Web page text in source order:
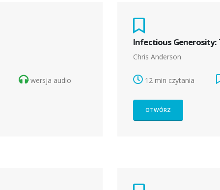
wersja audio
Infectious Generosity:
Chris Anderson
12 min czytania
OTWÓRZ